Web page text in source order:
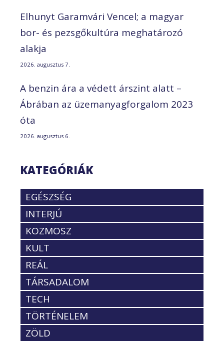
Elhunyt Garamvári Vencel; a magyar
bor- és pezsgőkultúra meghatározó
alakja
2026. augusztus 7.
A benzin ára a védett árszint alatt –
Ábrában az üzemanyagforgalom 2023
óta
2026. augusztus 6.
KATEGÓRIÁK
EGÉSZSÉG
INTERJÚ
KOZMOSZ
KULT
REÁL
TÁRSADALOM
TECH
TÖRTÉNELEM
ZÖLD